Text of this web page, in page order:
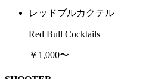
レッドブルカクテル
Red Bull Cocktails
￥1,000〜